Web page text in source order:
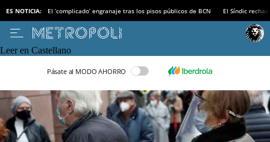
ES NOTICIA: El ‘complicado’ engranaje tras los pisos públicos de BCN El Síndic
Leer en Castellano
Pásate al MODO AHORRO